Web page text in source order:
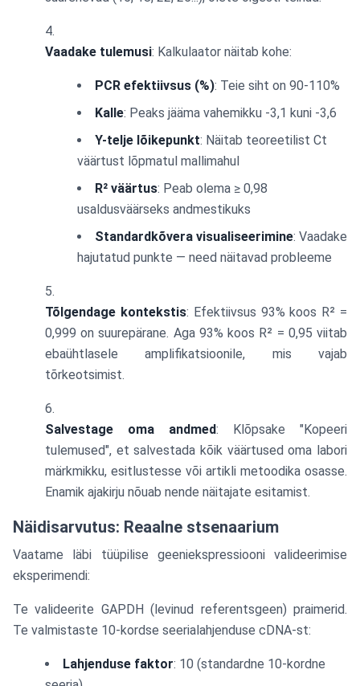
Vaadake tulemusi: Kalkulaator näitab kohe:
PCR efektiivsus (%): Teie siht on 90-110%
Kalle: Peaks jääma vahemikku -3,1 kuni -3,6
Y-telje lõikepunkt: Näitab teoreetilist Ct
väärtust lõpmatul mallimahul
R² väärtus: Peab olema ≥ 0,98
usaldusväärseks andmestikuks
Standardkõvera visualiseerimine: Vaadake
hajutatud punkte — need näitavad probleeme
Tõlgendage kontekstis: Efektiivsus 93% koos R² =
0,999 on suurepärane. Aga 93% koos R² = 0,95 viitab
ebaühtlasele amplifikatsioonile, mis vajab
tõrkeotsimist.
Salvestage oma andmed: Klõpsake "Kopeeri
tulemused", et salvestada kõik väärtused oma labori
märkmikku, esitlustesse või artikli metoodika osasse.
Enamik ajakirju nõuab nende näitajate esitamist.
Näidisarvutus: Reaalne stsenaarium
Vaatame läbi tüüpilise geeniekspressiooni valideerimise
eksperimendi:
Te valideerite GAPDH (levinud referentsgeen) praimerid.
Te valmistaste 10-kordse seerialahjenduse cDNA-st:
Lahjenduse faktor: 10 (standardne 10-kordne